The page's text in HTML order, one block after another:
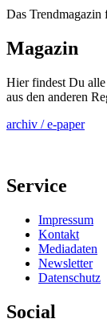
Das Trendmagazin
Magazin
Hier findest Du alle
aus den anderen
archiv / e-paper
Service
Impressum
Kontakt
Mediadaten
Newsletter
Datenschutz
Social